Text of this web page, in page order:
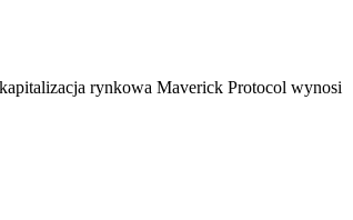
rynkowa Maverick Protocol wynosi